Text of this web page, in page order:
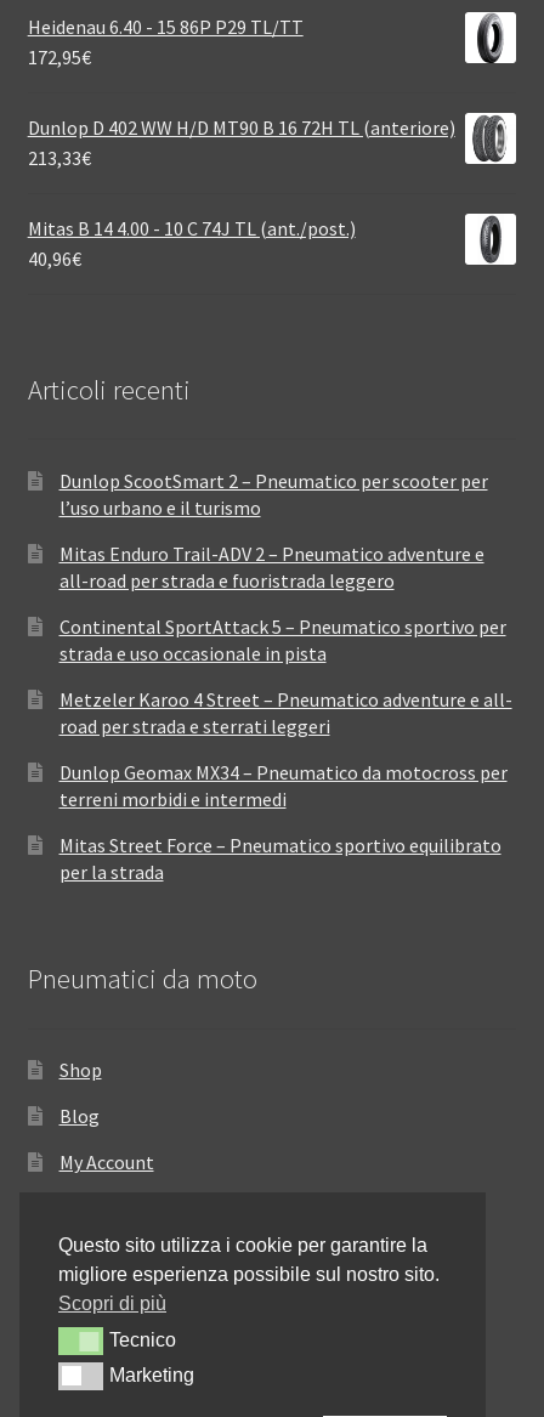
Heidenau 6.40 - 15 86P P29 TL/TT
172,95€
Dunlop D 402 WW H/D MT90 B 16 72H TL (anteriore)
213,33€
Mitas B 14 4.00 - 10 C 74J TL (ant./post.)
40,96€
Articoli recenti
Dunlop ScootSmart 2 – Pneumatico per scooter per
l’uso urbano e il turismo
Mitas Enduro Trail-ADV 2 – Pneumatico adventure e
all-road per strada e fuoristrada leggero
Continental SportAttack 5 – Pneumatico sportivo per
strada e uso occasionale in pista
Metzeler Karoo 4 Street – Pneumatico adventure e all-
road per strada e sterrati leggeri
Dunlop Geomax MX34 – Pneumatico da motocross per
terreni morbidi e intermedi
Mitas Street Force – Pneumatico sportivo equilibrato
per la strada
Pneumatici da moto
Shop
Blog
My Account
Resi e rimborsi
Annullamento dell’ordine
Informativa sulla privacy
Contattaci
Questo sito utilizza i cookie per garantire la
migliore esperienza possibile sul nostro sito.
Scopri di più
TecnicoTecnico
MarketingMarketing